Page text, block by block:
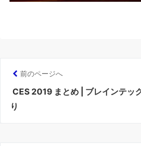
前のページへ
CES 2019 まとめ | ブレインテッ
り